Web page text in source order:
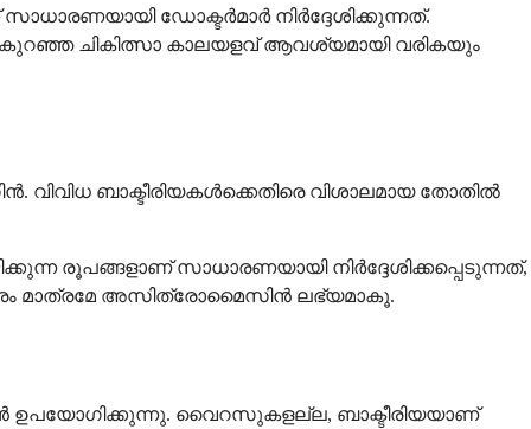
ഡോക്ടർമാർ നിർദ്ദേശിക്കുന്നത്.
കുറഞ്ഞ ചികിത്സാ കാലയളവ് ആവശ്യമായി വരികയും
ബാക്ടീരിയകൾക്കെതിരെ വിശാലമായ തോതിൽ
രൂപങ്ങളാണ് സാധാരണയായി നിർദ്ദേശിക്കപ്പെടുന്നത്,
മാത്രമേ അസിത്രോമൈസിൻ ലഭ്യമാകൂ.
ഉപയോഗിക്കുന്നു. വൈറസുകളല്ല, ബാക്ടീരിയയാണ്